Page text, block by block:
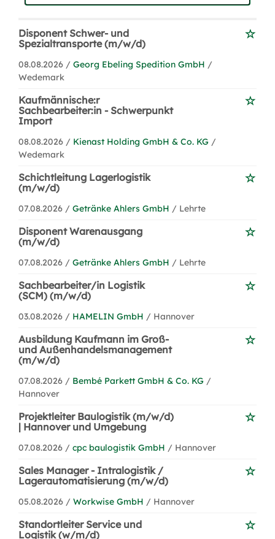
Disponent Schwer- und
Spezialtransporte (m/w/d)
08.08.2026 / Georg Ebeling Spedition GmbH /
Wedemark
Kaufmännische:r
Sachbearbeiter:in - Schwerpunkt
Import
08.08.2026 / Kienast Holding GmbH & Co. KG /
Wedemark
Schichtleitung Lagerlogistik
(m/w/d)
07.08.2026 / Getränke Ahlers GmbH / Lehrte
Disponent Warenausgang
(m/w/d)
07.08.2026 / Getränke Ahlers GmbH / Lehrte
Sachbearbeiter/in Logistik
(SCM) (m/w/d)
03.08.2026 / HAMELIN GmbH / Hannover
Ausbildung Kaufmann im Groß-
und Außenhandelsmanagement
(m/w/d)
07.08.2026 / Bembé Parkett GmbH & Co. KG /
Hannover
Projektleiter Baulogistik (m/w/d)
| Hannover und Umgebung
07.08.2026 / cpc baulogistik GmbH / Hannover
Sales Manager - Intralogistik /
Lagerautomatisierung (m/w/d)
05.08.2026 / Workwise GmbH / Hannover
Standortleiter Service und
Logistik (w/m/d)